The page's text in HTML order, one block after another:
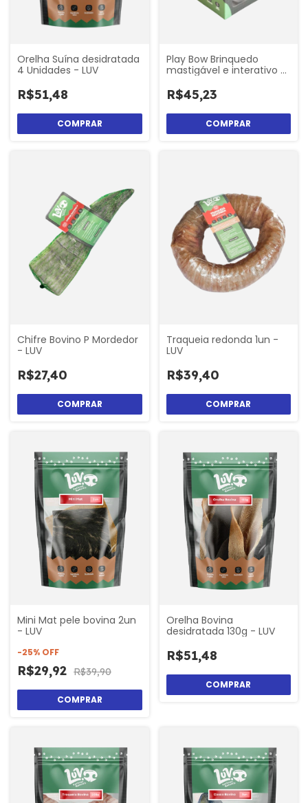
Orelha Suína desidratada
4 Unidades - LUV
R$51,48
Play Bow Brinquedo
mastigável e interativo -
R$45,23
Chifre Bovino P Mordedor
- LUV
R$27,40
Traqueia redonda 1un -
LUV
R$39,40
Mini Mat pele bovina 2un
- LUV
-25% OFF
R$29,92 R$39,90
Orelha Bovina
desidratada 130g - LUV
R$51,48